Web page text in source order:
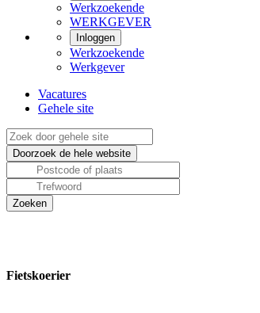
Werkzoekende
WERKGEVER
Inloggen
Werkzoekende
Werkgever
Vacatures
Gehele site
Fietskoerier